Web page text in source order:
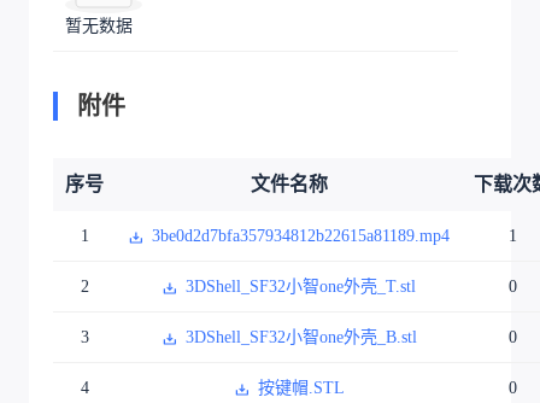
暂无数据
附件
序号 文件名称 下载次
1 3be0d2d7bfa357934812b22615a81189.mp4 1
2 3DShell_SF32小智one外壳_T.stl 0
3 3DShell_SF32小智one外壳_B.stl 0
4 按键帽.STL 0